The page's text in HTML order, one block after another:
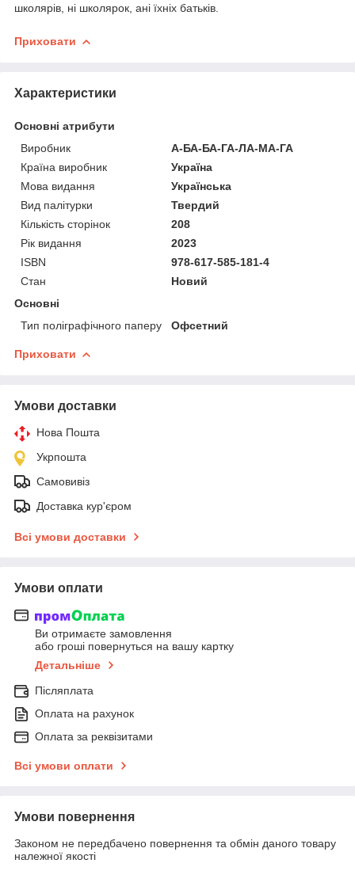
школярів, ні школярок, ані їхніх батьків.
Приховати
Характеристики
Основні атрибути
Виробник
А-БА-БА-ГА-ЛА-МА-ГА
Країна виробник
Україна
Мова видання
Українська
Вид палітурки
Твердий
Кількість сторінок
208
Рік видання
2023
ISBN
978-617-585-181-4
Стан
Новий
Основні
Тип поліграфічного паперу
Офсетний
Приховати
Умови доставки
Нова Пошта
Укрпошта
Самовивіз
Доставка кур'єром
Всі умови доставки
Умови оплати
Ви отримаєте замовлення
або гроші повернуться на вашу картку
Детальніше
Післяплата
Оплата на рахунок
Оплата за реквізитами
Всі умови оплати
Умови повернення
Законом не передбачено повернення та обмін даного товару
належної якості